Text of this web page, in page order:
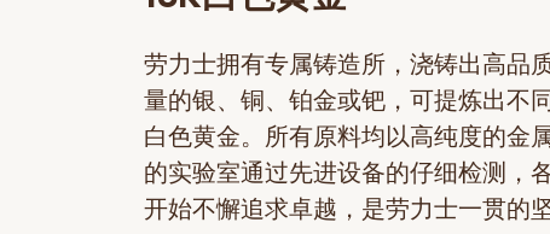
劳力士拥有专属铸造所，浇铸出高品
量的银、铜、铂金或钯，可提炼出不
白色黄金。所有原料均以高纯度的金
的实验室通过先进设备的仔细检测，
开始不懈追求卓越，是劳力士一贯的坚